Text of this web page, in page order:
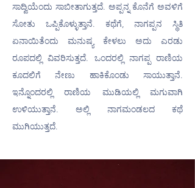
ಸಾದ್ವಿಯೆಂದು ಸಾಬೀತಾಗುತ್ತದೆ. ಅಪ್ಪನ್ನ ಕೊನೆಗೆ ಅವಳಿಗೆ
ಸೋತು ಒಪ್ಪಿಕೊಳ್ಳುತ್ತಾನೆ. ಕಥೆಗೆ, ನಾಗಪ್ಪನ ಸ್ಥಿತಿ
ಏನಾಯಿತೆಂದು ಮನುಷ್ಯ ಕೇಳಲು ಅದು ಎರಡು
ರೂಪದಲ್ಲಿ ವಿವರಿಸುತ್ತದೆ. ಒಂದರಲ್ಲಿ ನಾಗಪ್ಪ ರಾಣಿಯ
ಕೂದಲಿಗೆ ನೇಣು ಹಾಕಿಕೊಂಡು ಸಾಯುತ್ತಾನೆ.
ಇನ್ನೊಂದರಲ್ಲಿ ರಾಣಿಯ ಮುಡಿಯಲ್ಲಿ ಮಗುವಾಗಿ
ಉಳಿಯುತ್ತಾನೆ. ಅಲ್ಲಿ ನಾಗಮಂಡಲದ ಕಥೆ
ಮುಗಿಯುತ್ತದೆ.